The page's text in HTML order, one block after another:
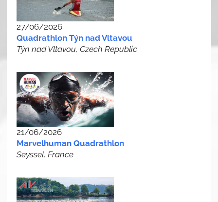
27/06/2026
Quadrathlon Týn nad Vltavou
Týn nad Vltavou, Czech Republic
21/06/2026
Marvelhuman Quadrathlon
Seyssel, France